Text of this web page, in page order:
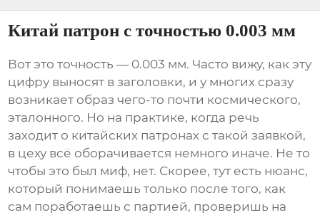
Китай патрон с точностью 0.003 мм
Вот это точность — 0.003 мм. Часто вижу, как эту
цифру выносят в заголовки, и у многих сразу
возникает образ чего-то почти космического,
эталонного. Но на практике, когда речь
заходит о китайских патронах с такой заявкой,
в цеху всё оборачивается немного иначе. Не то
чтобы это был миф, нет. Скорее, тут есть нюанс,
который понимаешь только после того, как
сам поработаешь с партией, проверишь на